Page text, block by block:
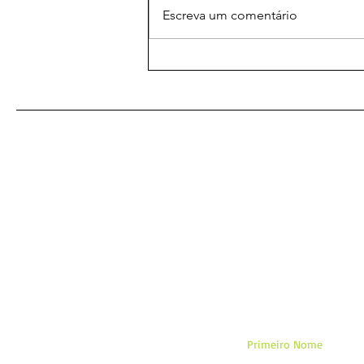
Escreva um comentário
Primeiro Nome